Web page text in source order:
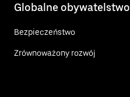
Globalne obywatelstwo
Bezpieczeństwo
Zrównoważony rozwój